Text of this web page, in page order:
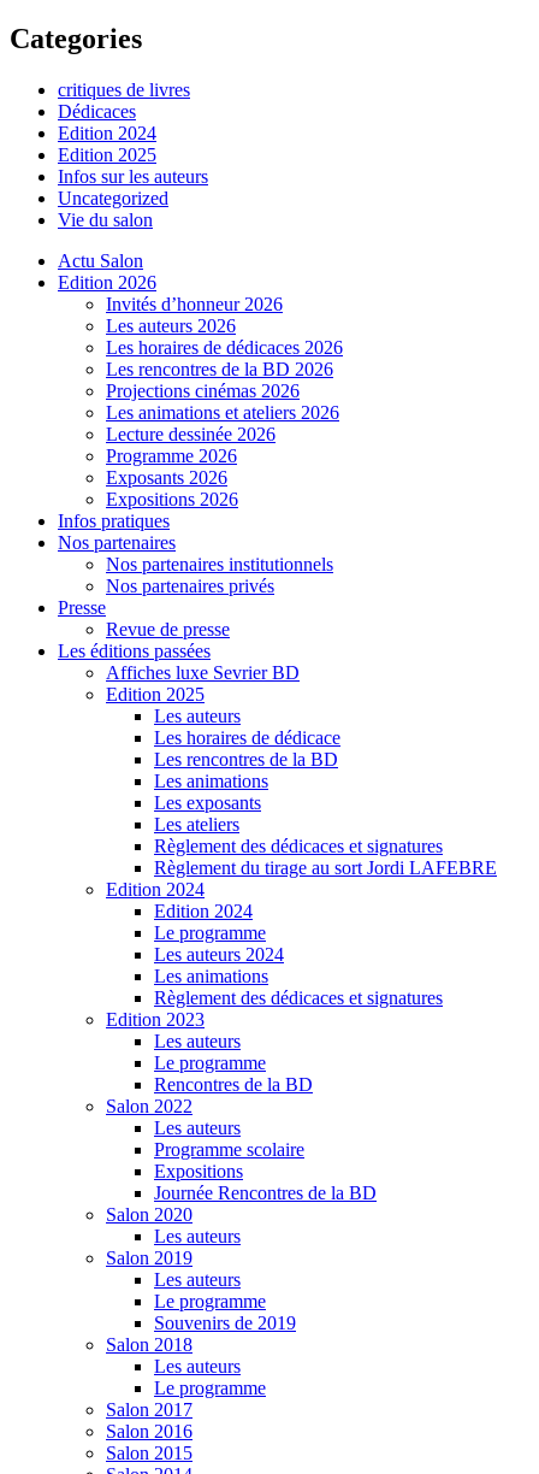
Categories
critiques de livres
Dédicaces
Edition 2024
Edition 2025
Infos sur les auteurs
Uncategorized
Vie du salon
Actu Salon
Edition 2026
Invités d’honneur 2026
Les auteurs 2026
Les horaires de dédicaces 2026
Les rencontres de la BD 2026
Projections cinémas 2026
Les animations et ateliers 2026
Lecture dessinée 2026
Programme 2026
Exposants 2026
Expositions 2026
Infos pratiques
Nos partenaires
Nos partenaires institutionnels
Nos partenaires privés
Presse
Revue de presse
Les éditions passées
Affiches luxe Sevrier BD
Edition 2025
Les auteurs
Les horaires de dédicace
Les rencontres de la BD
Les animations
Les exposants
Les ateliers
Règlement des dédicaces et signatures
Règlement du tirage au sort Jordi LAFEBRE
Edition 2024
Edition 2024
Le programme
Les auteurs 2024
Les animations
Règlement des dédicaces et signatures
Edition 2023
Les auteurs
Le programme
Rencontres de la BD
Salon 2022
Les auteurs
Programme scolaire
Expositions
Journée Rencontres de la BD
Salon 2020
Les auteurs
Salon 2019
Les auteurs
Le programme
Souvenirs de 2019
Salon 2018
Les auteurs
Le programme
Salon 2017
Salon 2016
Salon 2015